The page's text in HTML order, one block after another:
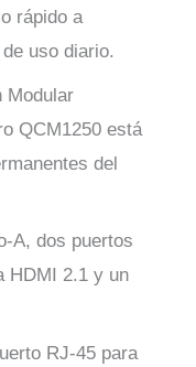
rápido a
uso diario.
Modular
QCM1250 está
del
A, dos puertos
HDMI 2.1 y un
RJ-45 para